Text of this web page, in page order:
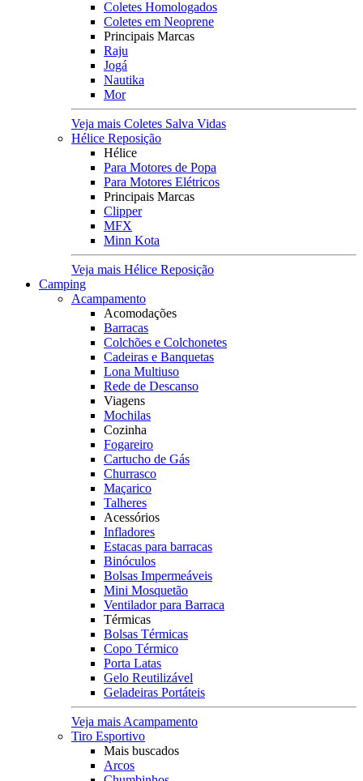
Coletes Homologados
Coletes em Neoprene
Principais Marcas
Raju
Jogá
Nautika
Mor
Veja mais Coletes Salva Vidas
Hélice Reposição
Hélice
Para Motores de Popa
Para Motores Elétricos
Principais Marcas
Clipper
MFX
Minn Kota
Veja mais Hélice Reposição
Camping
Acampamento
Acomodações
Barracas
Colchões e Colchonetes
Cadeiras e Banquetas
Lona Multiuso
Rede de Descanso
Viagens
Mochilas
Cozinha
Fogareiro
Cartucho de Gás
Churrasco
Maçarico
Talheres
Acessórios
Infladores
Estacas para barracas
Binóculos
Bolsas Impermeáveis
Mini Mosquetão
Ventilador para Barraca
Térmicas
Bolsas Térmicas
Copo Térmico
Porta Latas
Gelo Reutilizável
Geladeiras Portáteis
Veja mais Acampamento
Tiro Esportivo
Mais buscados
Arcos